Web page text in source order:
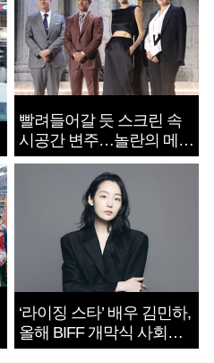
빨려들어갈 듯 스크린 속
시공간 변주…놀란의 메시
지는 ‘전쟁 속죄’
‘라이징 스타’ 배우 김민하,
올해 BIFF 개막식 사회자
확정